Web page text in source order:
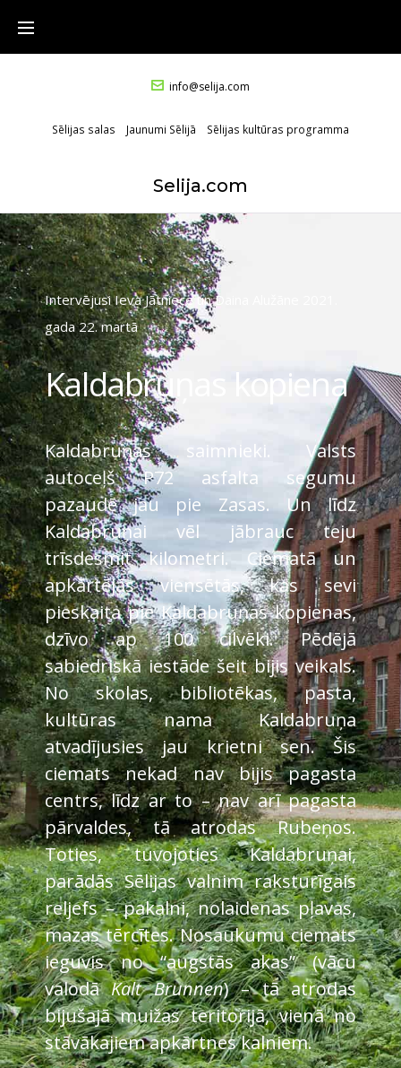
info@selija.com
Sēlijas salas Jaunumi Sēlijā Sēlijas kultūras programma
Selija.com
Intervējusi Ieva Jātniece un Daina Alužāne 2021.
gada 22. martā
Kaldabruņas kopiena
Kaldabruņas saimnieki. Valsts
autoceļš P72 asfalta segumu
pazaudē jau pie Zasas. Un līdz
Kaldabruņai vēl jābrauc teju
trīsdesmit kilometri. Ciematā un
apkārtējās viensētās, kas sevi
pieskaita pie Kaldabruņas kopienas,
dzīvo ap 100 cilvēki. Pēdējā
sabiedriskā iestāde šeit bijis veikals.
No skolas, bibliotēkas, pasta,
kultūras nama Kaldabruņa
atvadījusies jau krietni sen. Šis
ciemats nekad nav bijis pagasta
centrs, līdz ar to – nav arī pagasta
pārvaldes, tā atrodas Rubeņos.
Toties, tuvojoties Kaldabruņai,
parādās Sēlijas valnim raksturīgais
reljefs – pakalni, nolaidenas pļavas,
mazas tērcītes. Nosaukumu ciemats
ieguvis no “augstās akas” (vācu
valodāKalt Brunnen) – tā atrodas
bijušajā muižas teritorijā, vienā no
stāvākajiem apkārtnes kalniem.